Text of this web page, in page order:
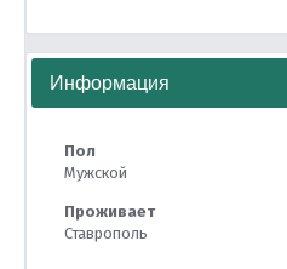
Информация
Пол
Мужской
Проживает
Ставрополь